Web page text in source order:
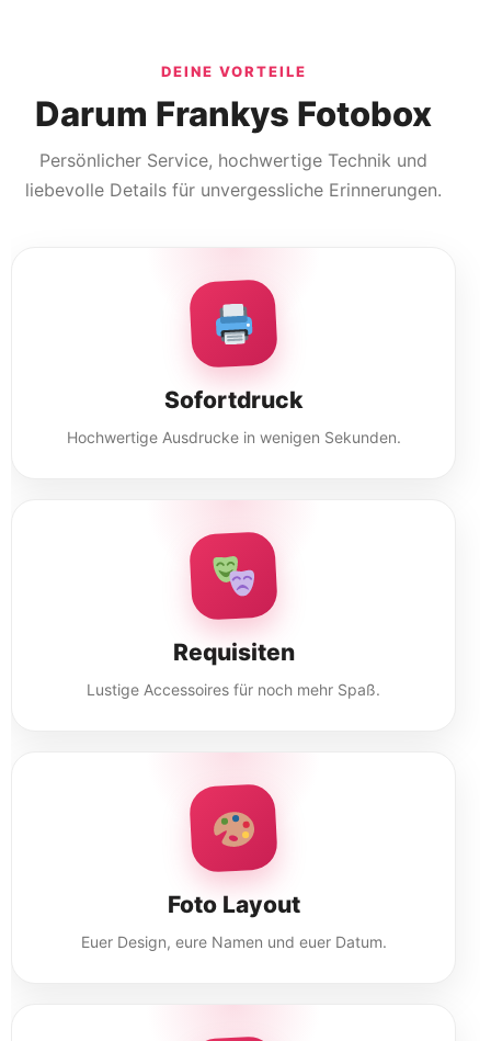
DEINE VORTEILE
Darum Frankys Fotobox
Persönlicher Service, hochwertige Technik und
liebevolle Details für unvergessliche Erinnerungen.
Sofortdruck
Hochwertige Ausdrucke in wenigen Sekunden.
Requisiten
Lustige Accessoires für noch mehr Spaß.
Foto Layout
Euer Design, eure Namen und euer Datum.